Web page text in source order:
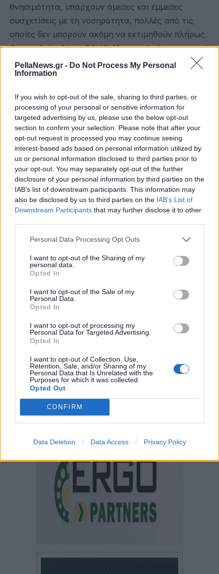
PellaNews.gr - Do Not Process My Personal
Information
If you wish to opt-out of the sale, sharing to third parties, or
processing of your personal or sensitive information for
targeted advertising by us, please use the below opt-out
section to confirm your selection. Please note that after your
opt-out request is processed you may continue seeing
interest-based ads based on personal information utilized by
us or personal information disclosed to third parties prior to
your opt-out. You may separately opt-out of the further
disclosure of your personal information by third parties on the
IAB’s list of downstream participants. This information may
also be disclosed by us to third parties on the IAB’s List of
Downstream Participants that may further disclose it to other
Personal Data Processing Opt Outs
I want to opt-out of the Sharing of my
personal data.
Opted In
I want to opt-out of the Sale of my
Personal Data.
Opted In
I want to opt-out of processing my
Personal Data for Targeted Advertising.
Opted In
I want to opt-out of Collection, Use,
Retention, Sale, and/or Sharing of my
Personal Data that Is Unrelated with the
Purposes for which it was collected.
Opted Out
CONFIRM
Data Deletion Data Access Privacy Policy
θνησιμότητα, υπάρχουν άμεσες και έμμεσες
συσχετίσεις με τη νοσηρότητα, πολλές από τις
οποίες δεν μπορούν ακόμη να εκτιμηθούν πλήρως.
Οι νοσηλείες λόγω COVID-19 αποτελούν σημαντικό
και άμεσο μέτρο για την εκτίμηση της
νοσηρότητας. Ωστόσο, είναι δυσχερής η εκτίμηση
19, όπως -για παράδειγμα- σε ασθενείς με
υπολειμματική καρδιαγγειακή και πνευμονική
βλάβη. Επιπλέον, η κοινωνικο-οικονομική
αναταραχή που προκάλεσε η πανδημία και οι
επιπτώσεις στον ψυχολογικό τομέα, τόσο των
ασθενών όσο και όλων των πολιτών που τηρούσαν
τα μέτρα κοινωνικής αποστασιοποίησης, σαφώς
και έχουν έμμεση επίπτωση στους δείκτες
νοσηρότητας.